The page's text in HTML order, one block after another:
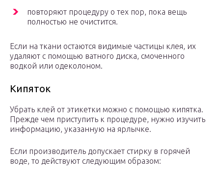
повторяют процедуру о тех пор, пока вещь
полностью не очистится.
Если на ткани остаются видимые частицы клея, их
удаляют с помощью ватного диска, смоченного
водкой или одеколоном.
Кипяток
Убрать клей от этикетки можно с помощью кипятка.
Прежде чем приступить к процедуре, нужно изучить
информацию, указанную на ярлычке.
Если производитель допускает стирку в горячей
воде, то действуют следующим образом: